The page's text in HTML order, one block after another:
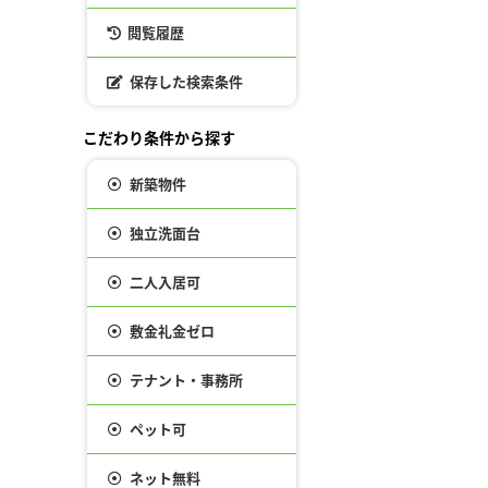
閲覧履歴
保存した検索条件
こだわり条件から探す
新築物件
独立洗面台
二人入居可
敷金礼金ゼロ
テナント・事務所
ペット可
ネット無料